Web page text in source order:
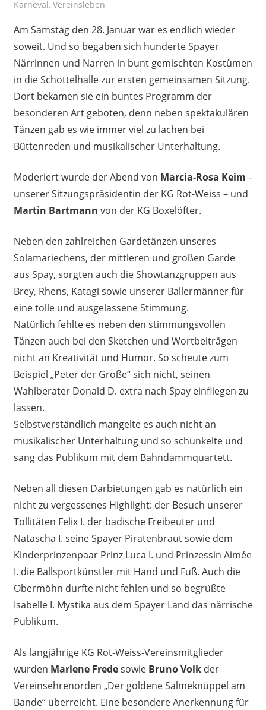
Karneval, Vereinsleben
Am Samstag den 28. Januar war es endlich wieder
soweit. Und so begaben sich hunderte Spayer
Närrinnen und Narren in bunt gemischten Kostümen
in die Schottelhalle zur ersten gemeinsamen Sitzung.
Dort bekamen sie ein buntes Programm der
besonderen Art geboten, denn neben spektakulären
Tänzen gab es wie immer viel zu lachen bei
Büttenreden und musikalischer Unterhaltung.
Moderiert wurde der Abend von Marcia-Rosa Keim –
unserer Sitzungspräsidentin der KG Rot-Weiss – und
Martin Bartmann von der KG Boxelöfter.
Neben den zahlreichen Gardetänzen unseres
Solamariechens, der mittleren und großen Garde
aus Spay, sorgten auch die Showtanzgruppen aus
Brey, Rhens, Katagi sowie unserer Ballermänner für
eine tolle und ausgelassene Stimmung.
Natürlich fehlte es neben den stimmungsvollen
Tänzen auch bei den Sketchen und Wortbeiträgen
nicht an Kreativität und Humor. So scheute zum
Beispiel „Peter der Große“ sich nicht, seinen
Wahlberater Donald D. extra nach Spay einfliegen zu
lassen.
Selbstverständlich mangelte es auch nicht an
musikalischer Unterhaltung und so schunkelte und
sang das Publikum mit dem Bahndammquartett.
Neben all diesen Darbietungen gab es natürlich ein
nicht zu vergessenes Highlight: der Besuch unserer
Tollitäten Felix I. der badische Freibeuter und
Natascha I. seine Spayer Piratenbraut sowie dem
Kinderprinzenpaar Prinz Luca I. und Prinzessin Aimée
I. die Ballsportkünstler mit Hand und Fuß. Auch die
Obermöhn durfte nicht fehlen und so begrüßte
Isabelle I. Mystika aus dem Spayer Land das närrische
Publikum.
Als langjährige KG Rot-Weiss-Vereinsmitglieder
wurden Marlene Fredesowie Bruno Volkder
Vereinsehrenorden „Der goldene Salmeknüppel am
Bande“ überreicht. Eine besondere Anerkennung für